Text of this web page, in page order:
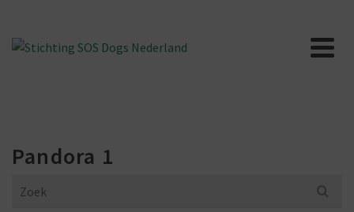
Pandora 1
Search